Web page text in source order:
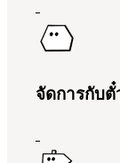
จัดการกับ